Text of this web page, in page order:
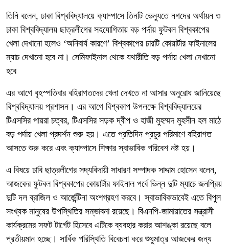
তিনি বলেন, ঢাকা বিশ্ববিদ্যালয়ে ক্যাম্পাসে তিনটি ভেন্যুতে নগদের অর্থায়ন ও
ঢাকা বিশ্ববিদ্যালয় ছাত্রলীগের সহযোগিতায় বড় পর্দায় ফুটবল বিশ্বকাপের
খেলা দেখানো হলেও ‘অনিবার্য কারণে’ বিশ্বকাপের চারটি কোয়ার্টার ফাইনালের
ম্যাচ দেখানো হবে না। সেমিফাইনাল থেকে যথারীতি বড় পর্দায় খেলা দেখানো
হবে
এর আগে বৃহস্পতিবার বহিরাগতদের খেলা দেখতে না আসার অনুরোধ জানিয়েছে
বিশ্ববিদ্যালয় প্রশাসন। এর আগে বিশ্বকাপ উপলক্ষে বিশ্ববিদ্যালয়ের
টিএসসির পায়রা চত্বর, টিএসসির সড়ক দ্বীপ ও হাজী মুহম্মদ মুহসীন হল মাঠে
বড় পর্দায় খেলা প্রদর্শন শুরু হয়। এতে প্রতিদিন প্রচুর পরিমাণে বহিরাগত
আসতে শুরু করে এবং ক্যাম্পাসে শিক্ষার স্বাভাবিক পরিবেশ নষ্ট হয়।
এ বিষয়ে ঢাবি ছাত্রলীগের সদ্যবিদায়ী সাধারণ সম্পাদক সাদ্দাম হোসেন বলেন,
আজকের ফুটবল বিশ্বকাপের কোয়ার্টার ফাইনাল পর্বে ভিন্ন দুটি ম্যাচে জনপ্রিয়
দুটি দল ব্রাজিল ও আর্জেন্টিনা অংশগ্রহণ করবে। স্বাভাবিকভাবেই এতে বিপুল
সংখ্যক মানুষের উপস্থিতির সম্ভাবনা রয়েছে। বিএনপি-জামায়াতের সন্ত্রাসী
কার্যক্রমের সফট টার্গেট হিসেবে এটিকে ব্যবহার করার আশঙ্কা রয়েছে বলে
প্রতীয়মান হচ্ছে। সার্বিক পরিস্থিতি বিবেচনা করে শুধুমাত্র আজকের জন্য